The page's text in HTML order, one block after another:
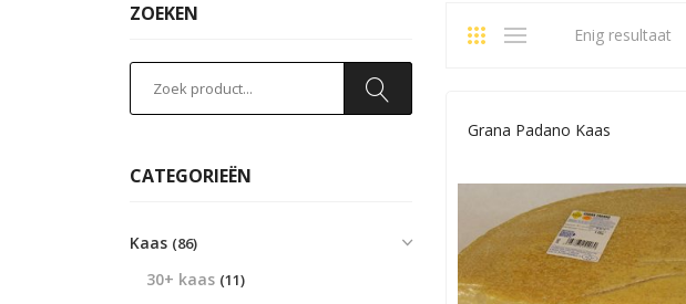
Enig resultaat
Grana Padano Kaas
ZOEKEN
CATEGORIEËN
Kaas (86)
30+ kaas (11)